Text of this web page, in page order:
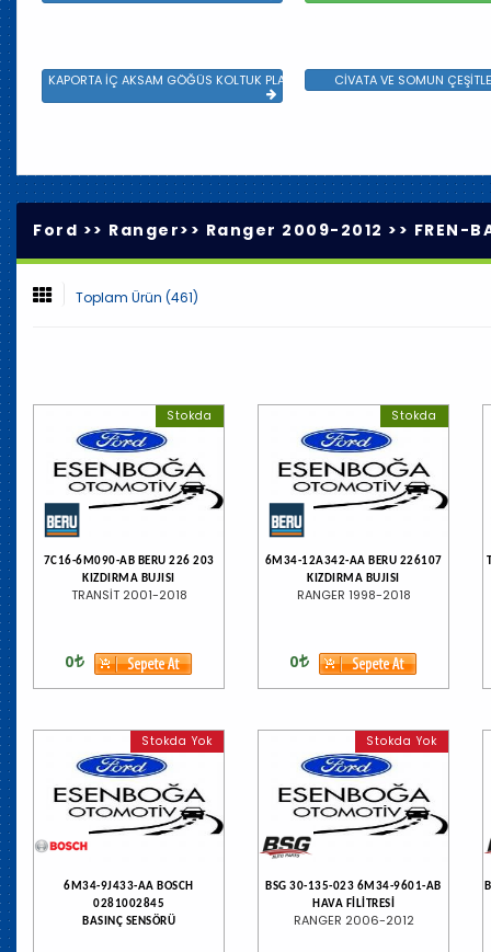
KAPORTA İÇ AKSAM GÖĞÜS KOLTUK PLASTİK VE SAC AKSAM
CİVATA VE SOMUN
Ford >> Ranger>> Ranger 2009-2012 >> FREN-
Toplam Ürün (461)
Stokda
7C16-6M090-AB BERU 226 203
KIZDIRMA BUJISI
TRANSİT 2001-2018
0
Stokda
6M34-12A342-AA BERU 226107
KIZDIRMA BUJISI
RANGER 1998-2018
0
Stokda Yok
6M34-9J433-AA BOSCH
0281002845
BASINÇ SENSÖRÜ
Stokda Yok
BSG 30-135-023 6M34-9601-AB
HAVA FİLİTRESİ
RANGER 2006-2012